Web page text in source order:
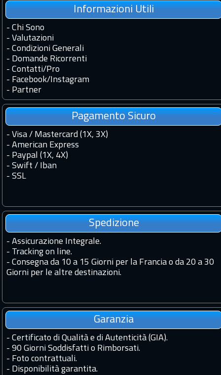
Informazioni Utili
- Chi Sono
- Valutazioni
- Condizioni Generali
- Domande Ricorrenti
- Contatti/Pro
- Facebook/Instagram
- Partner
Pagamento Sicuro
- Visa / Mastercard (1X, 3X)
- American Express
- Paypal (1X, 4X)
- Swift / Iban
- SSL
Spedizione
- Assicurazione Integrale.
- Tracking on line.
- Consegna da 10 a 15 Giorni per la Francia o da 20 a 30
Giorni per le altre destinazioni.
Garanzia
- Certificato di Qualità e di Autenticità (GIA).
- 90 Giorni Soddisfatti o Rimborsati.
- Foto contrattuali.
- Disponibilità garantita.